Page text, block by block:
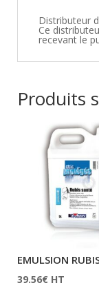
Distributeur
Ce
recevant le
Produits
EMULSION
39.56€ HT